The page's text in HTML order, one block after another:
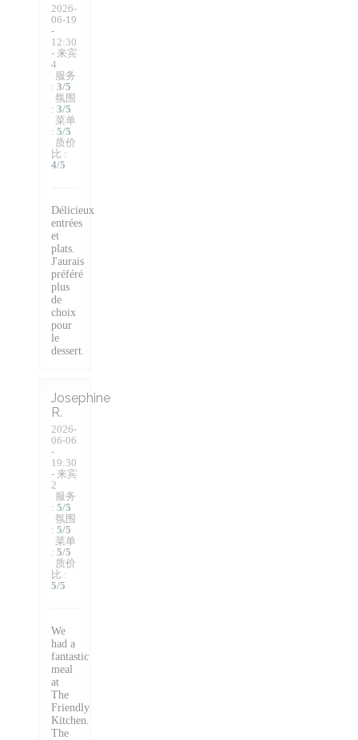
2026-
06-19
-
12:30
- 来宾
4
服务
: 3/5
氛围
: 3/5
菜单
: 5/5
质价
比 :
4/5
Délicieux
entrées
et
plats.
J'aurais
préféré
plus
de
choix
pour
le
dessert.
Josephine
R
2026-
06-06
-
19:30
- 来宾
2
服务
: 5/5
氛围
: 5/5
菜单
: 5/5
质价
比 :
5/5
We
had a
fantastic
meal
at
The
Friendly
Kitchen.
The